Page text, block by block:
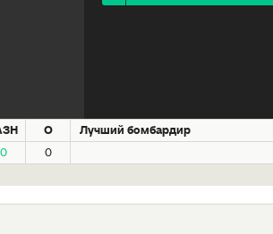
О
Лучший бомбардир
0 0